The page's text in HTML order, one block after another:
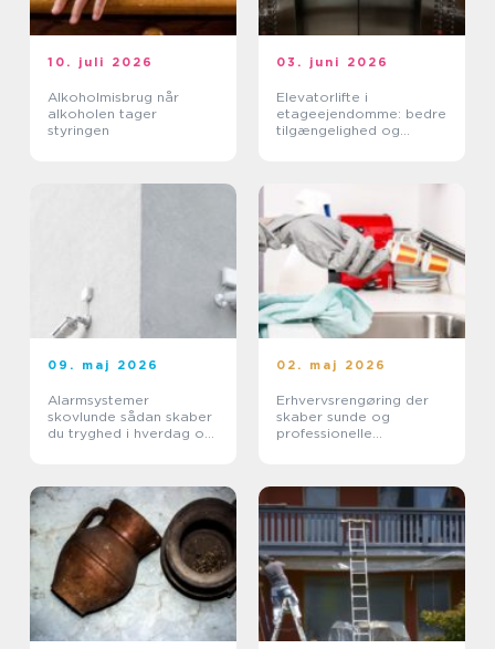
10. juli 2026
Alkoholmisbrug når
alkoholen tager
styringen
03. juni 2026
Elevatorlifte i
etageejendomme: bedre
tilgængelighed og
09. maj 2026
Alarmsystemer
skovlunde sådan skaber
du tryghed i hverdag og
02. maj 2026
Erhvervsrengøring der
skaber sunde og
professionelle